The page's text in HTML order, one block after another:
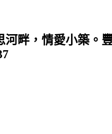
畔，情愛小築。